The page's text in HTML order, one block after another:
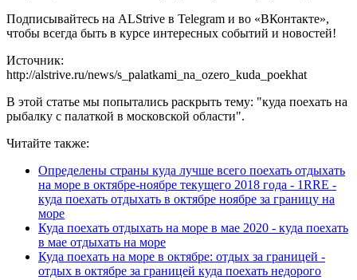
Подписывайтесь на ALStrive в Telegram и во «ВКонтакте»,
чтобы всегда быть в курсе интересных событий и новостей!
Источник:
http://alstrive.ru/news/s_palatkami_na_ozero_kuda_poekhat
В этой статье мы попытались раскрыть тему: "куда поехать на
рыбалку с палаткой в московской области".
Читайте также:
Определены страны куда лучше всего поехать отдыхать
на море в октябре-ноябре текущего 2018 года - 1RRE -
куда поехать отдыхать в октябре ноябре за границу на
море
Куда поехать отдыхать на море в мае 2020 - куда поехать
в мае отдыхать на море
Куда поехать на море в октябре: отдых за границей -
отдых в октябре за границей куда поехать недорого